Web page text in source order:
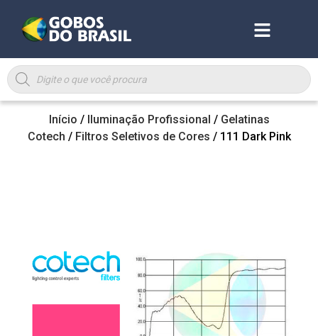
Início / Iluminação Profissional / Gelatinas
Cotech / Filtros Seletivos de Cores / 111 Dark Pink